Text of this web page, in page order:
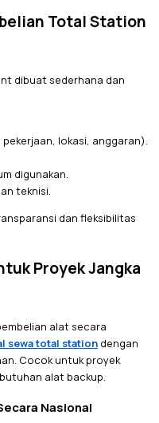
Total Station
dibuat sederhana dan
lokasi, anggaran).
digunakan.
teknisi.
dan fleksibilitas
Proyek Jangka
alat secara
sewa total station dengan
Cocok untuk proyek
alat backup.
Nasional